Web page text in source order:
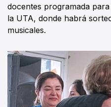
docentes programada
la UTA, donde habrá
musicales.